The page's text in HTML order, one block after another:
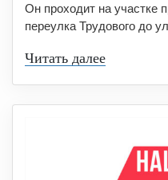
Он проходит на участке
переулка Трудового до
Читать далее